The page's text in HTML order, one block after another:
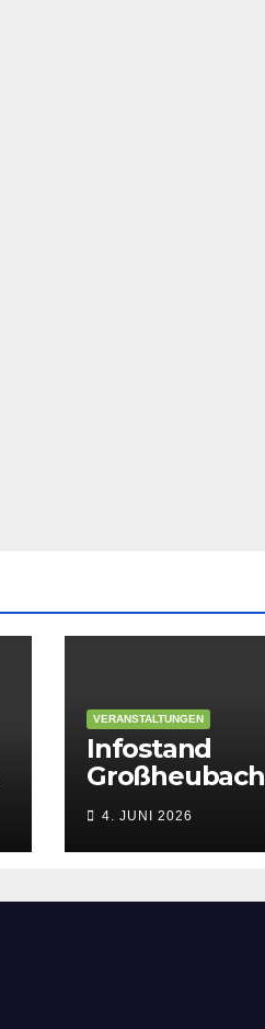
VERANSTALTUNGEN
Infostand
Großheubach
4. JUNI 2026